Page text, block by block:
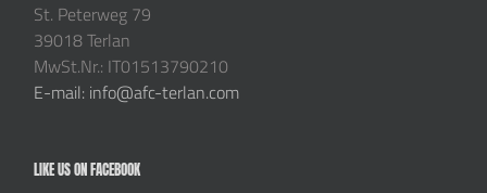
St. Peterweg 79
39018 Terlan
MwSt.Nr.: IT01513790210
E-mail: info@afc-terlan.com
LIKE US ON FACEBOOK